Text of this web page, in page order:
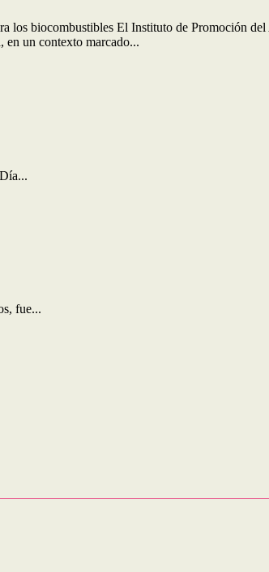
los biocombustibles El Instituto de Promoción
en un contexto marcado...
fue...